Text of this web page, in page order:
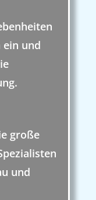
und
große
und